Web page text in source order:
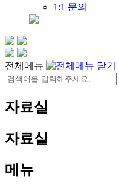
1:1 문의
전체메뉴
자료실
자료실
메뉴